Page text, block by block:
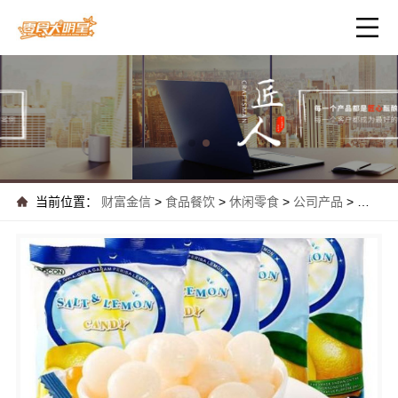
当前位置： 财富金信> 食品餐饮 > 休闲零食> 公司产品 >